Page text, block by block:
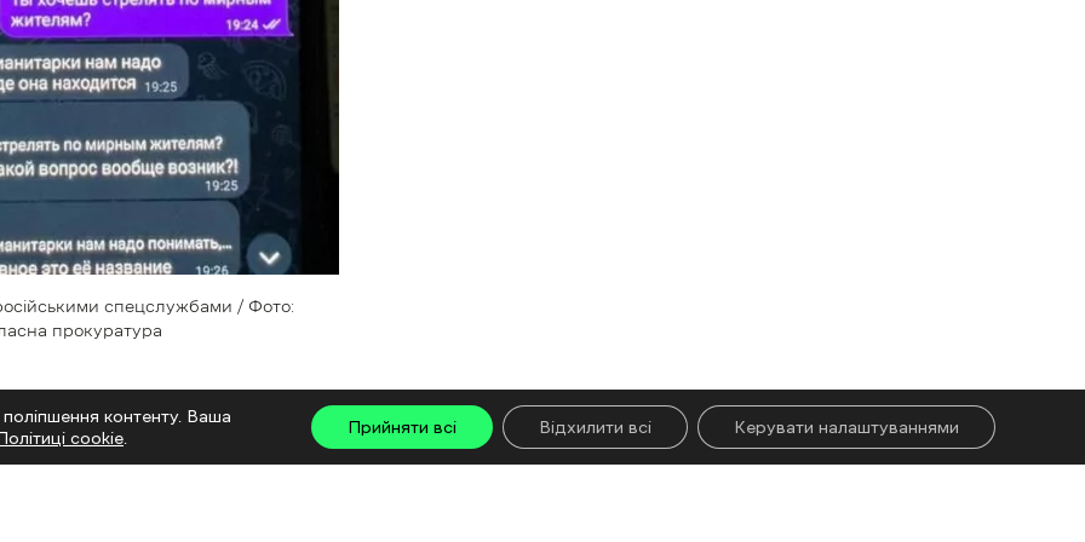
спецслужбами / Фото:
прокуратура
контенту. Ваша
Політиці cookie
Прийняти всі Відхилити всі Керувати налаштуваннями